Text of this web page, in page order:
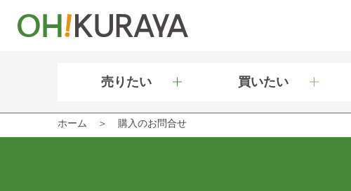
売りたい 買いたい
ホーム 購入のお問合せ